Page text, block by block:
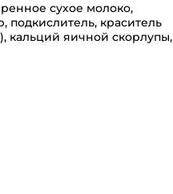
сухое молоко,
подкислитель, краситель
кальций яичной скорлупы,